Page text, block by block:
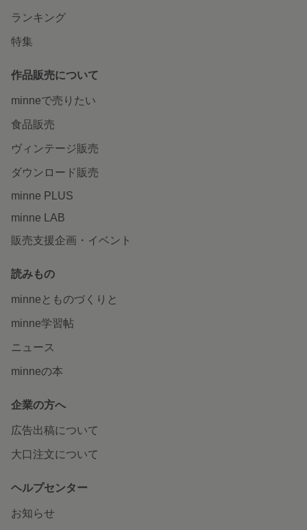
ランキング
特集
作品販売について
minneで売りたい
食品販売
ヴィンテージ販売
ダウンロード販売
minne PLUS
minne LAB
販売支援企画・イベント
読みもの
minneとものづくりと
minne学習帖
ニュース
minneの本
企業の方へ
広告出稿について
大口注文について
ヘルプセンター
お知らせ